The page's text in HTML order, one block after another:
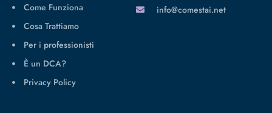
Come Funziona
Cosa Trattiamo
Per i professionisti
È un DCA?
Privacy Policy
info@comestai.net